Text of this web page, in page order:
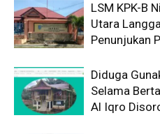
LSM KPK-B
Utara
Penunjukan
Diduga
Selama
Al Iqro